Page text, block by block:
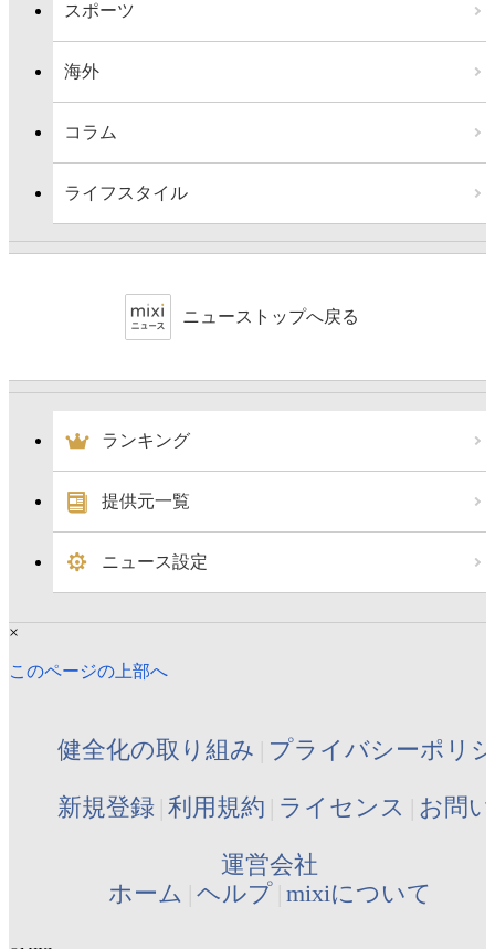
スポーツ
海外
コラム
ライフスタイル
ニューストップへ戻る
ランキング
提供元一覧
ニュース設定
×
このページの上部へ
健全化の取り組み プライバシーポリ
新規登録 利用規約 ライセンス お問
運営会社
ホーム ヘルプ mixiについて